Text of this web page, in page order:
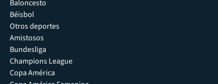
Baloncesto
Béisbol
Otros deportes
Amistosos
Bundesliga
Champions League
Copa América